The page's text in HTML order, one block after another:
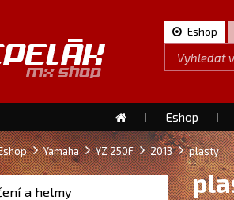
Eshop
Eshop
Yamaha YZ 250F 2013 plasty
a helmy